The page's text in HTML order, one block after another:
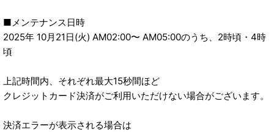
■メンテナンス日時
2025年 10月21日(火) AM02:00〜 AM05:00のうち、2時頃・4時
頃
上記時間内、それぞれ最大15秒間ほど
クレジットカード決済がご利用いただけない場合がございます。
決済エラーが表示される場合は